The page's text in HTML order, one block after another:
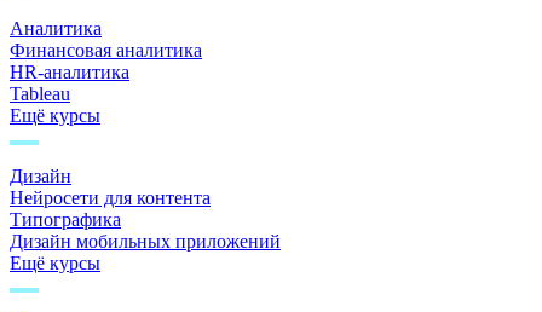
Аналитика
Финансовая аналитика
HR-аналитика
Tableau
Ещё курсы
Дизайн
Нейросети для контента
Типографика
Дизайн мобильных приложений
Ещё курсы